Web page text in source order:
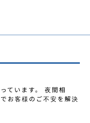
ています。 夜間相
お客様のご不安を解決